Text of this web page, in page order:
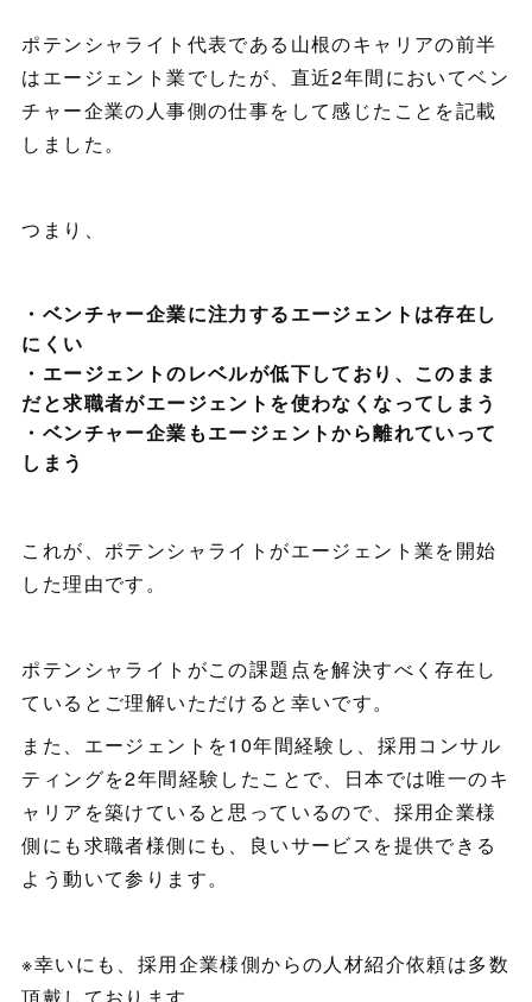
ポテンシャライト代表である山根のキャリアの前半
はエージェント業でしたが、直近2年間においてベン
チャー企業の人事側の仕事をして感じたことを記載
しました。
つまり、
・ベンチャー企業に注力するエージェントは存在し
にくい
・エージェントのレベルが低下しており、このまま
だと求職者がエージェントを使わなくなってしまう
・ベンチャー企業もエージェントから離れていって
しまう
これが、ポテンシャライトがエージェント業を開始
した理由です。
ポテンシャライトがこの課題点を解決すべく存在し
ているとご理解いただけると幸いです。
また、エージェントを10年間経験し、採用コンサル
ティングを2年間経験したことで、日本では唯一のキ
ャリアを築けていると思っているので、採用企業様
側にも求職者様側にも、良いサービスを提供できる
よう動いて参ります。
※幸いにも、採用企業様側からの人材紹介依頼は多数